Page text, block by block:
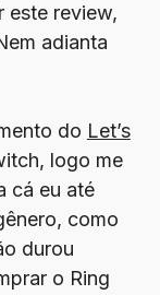
este review,
adianta
do Let’s
logo me
cá eu até
como
durou
o Ring